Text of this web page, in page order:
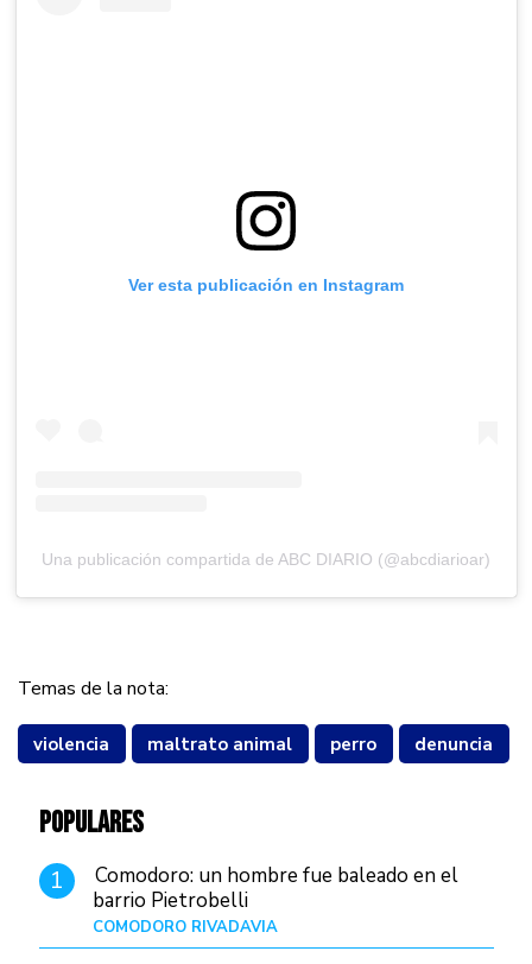
Ver esta publicación en Instagram
Una publicación compartida de ABC DIARIO (@abcdiarioar)
Temas de la nota:
violencia maltrato animal perro denuncia
POPULARES
1
Comodoro: un hombre fue baleado en el
barrio Pietrobelli
COMODORO RIVADAVIA